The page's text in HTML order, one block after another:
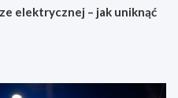
elektrycznej – jak uniknąć